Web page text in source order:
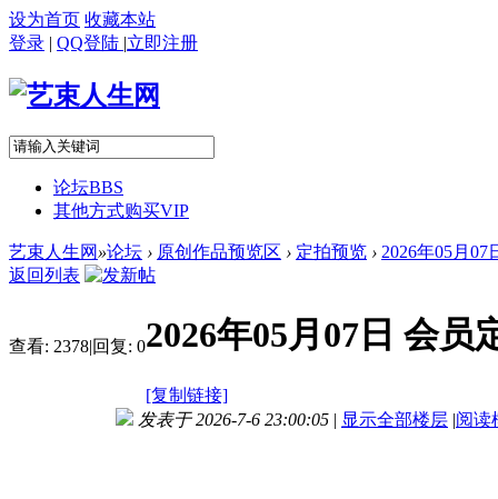
设为首页 收藏本站
登录 | QQ登陆 |立即注册
论坛BBS
其他方式购买VIP
艺束人生网 »论坛 › 原创作品预览区 › 定拍预览 › 2026年05月
返回列表
查看: 2378|回复: 02026年05月07日 会
[复制链接]
发表于 2026-7-6 23:00:05 | 显示全部楼层 |阅读